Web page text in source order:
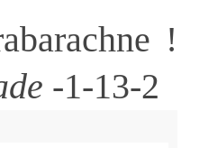
!
-1-13-2